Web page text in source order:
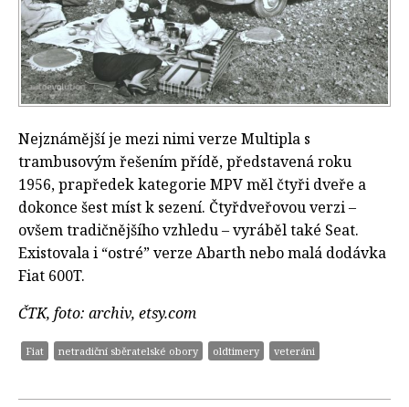
Nejznámější je mezi nimi verze Multipla s
trambusovým řešením přídě, představená roku
1956, prapředek kategorie MPV měl čtyři dveře a
dokonce šest míst k sezení. Čtyřdveřovou verzi –
ovšem tradičnějšího vzhledu – vyráběl také Seat.
Existovala i “ostré” verze Abarth nebo malá dodávka
Fiat 600T.
ČTK, foto: archiv, etsy.com
Fiat netradiční sběratelské obory oldtimery veteráni